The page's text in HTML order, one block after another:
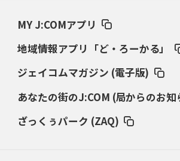
き）」
2026年3月5日(木)更新
2026年2月26日(木)更新
MY J:COMアプリ
地域情報アプリ「ど・ろーかる」
ジェイコムマガジン (電子版)
あなたの街のJ:COM (局からのお知
ざっくぅパーク (ZAQ)